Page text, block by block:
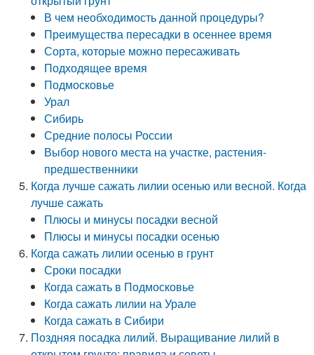
В чем необходимость данной процедуры?
Преимущества пересадки в осеннее время
Сорта, которые можно пересаживать
Подходящее время
Подмосковье
Урал
Сибирь
Средние полосы России
Выбор нового места на участке, растения-
предшественники
Когда лучше сажать лилии осенью или весной. Когда
лучше сажать
Плюсы и минусы посадки весной
Плюсы и минусы посадки осенью
Когда сажать лилии осенью в грунт
Сроки посадки
Когда сажать в Подмосковье
Когда сажать лилии на Урале
Когда сажать в Сибири
Поздняя посадка лилий. Выращивание лилий в